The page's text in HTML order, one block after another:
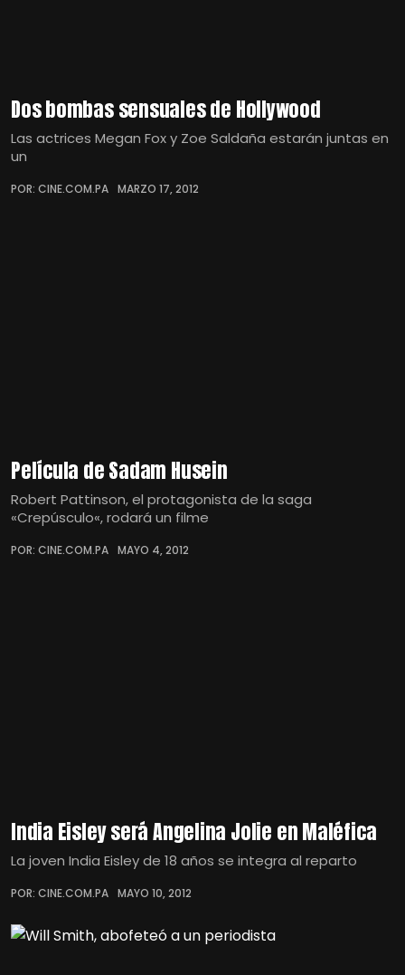
Dos bombas sensuales de Hollywood
Las actrices Megan Fox y Zoe Saldaña estarán juntas en
un
POR: CINE.COM.PA MARZO 17, 2012
Película de Sadam Husein
Robert Pattinson, el protagonista de la saga
«Crepúsculo«, rodará un filme
POR: CINE.COM.PA MAYO 4, 2012
India Eisley será Angelina Jolie en Maléfica
La joven India Eisley de 18 años se integra al reparto
POR: CINE.COM.PA MAYO 10, 2012